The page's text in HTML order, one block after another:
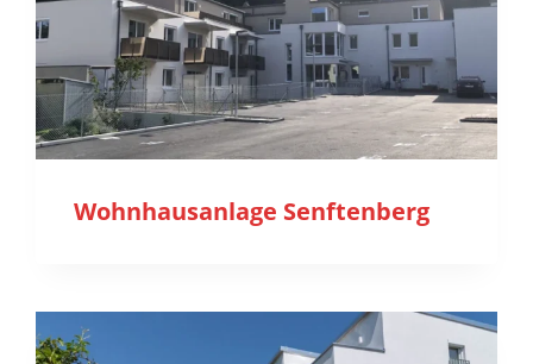
Wohnhausanlage Senftenberg